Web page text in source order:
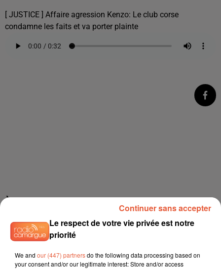
[ JUSTICE ] Affaire agression Kenzo: Le club corse
condamne les faits et va porter plainte
À LA UNE
6 août 2026
Arles : après un taureau percuté lors d'une
Le respect de votre vie privée est notre
priorité
We and our (447) partnersdo the following data processing based on
your consent and/or our legitimate interest: Store and/or access
Continuer sans accepter